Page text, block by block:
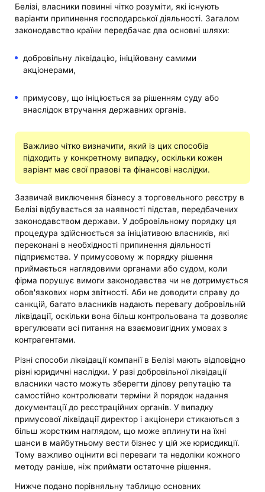
Белізі, власники повинні чітко розуміти, які існують
варіанти припинення господарської діяльності. Загалом
законодавство країни передбачає два основні шляхи:
добровільну ліквідацію, ініційовану самими
акціонерами,
примусову, що ініціюється за рішенням суду або
внаслідок втручання державних органів.
Важливо чітко визначити, який із цих способів
підходить у конкретному випадку, оскільки кожен
варіант має свої правові та фінансові наслідки.
Зазвичай виключення бізнесу з торговельного реєстру в
Белізі відбувається за наявності підстав, передбачених
законодавством держави. У добровільному порядку ця
процедура здійснюється за ініціативою власників, які
переконані в необхідності припинення діяльності
підприємства. У примусовому ж порядку рішення
приймається наглядовими органами або судом, коли
фірма порушує вимоги законодавства чи не дотримується
обов'язкових норм звітності. Аби не доводити справу до
санкцій, багато власників надають перевагу добровільній
ліквідації, оскільки вона більш контрольована та дозволяє
врегулювати всі питання на взаємовигідних умовах з
контрагентами.
Різні способи ліквідації компанії в Белізі мають відповідно
різні юридичні наслідки. У разі добровільної ліквідації
власники часто можуть зберегти ділову репутацію та
самостійно контролювати терміни й порядок надання
документації до реєстраційних органів. У випадку
примусової ліквідації директор і акціонери стикаються з
більш жорстким наглядом, що може вплинути на їхні
шанси в майбутньому вести бізнес у цій же юрисдикції.
Тому важливо оцінити всі переваги та недоліки кожного
методу раніше, ніж приймати остаточне рішення.
Нижче подано порівняльну таблицю основних